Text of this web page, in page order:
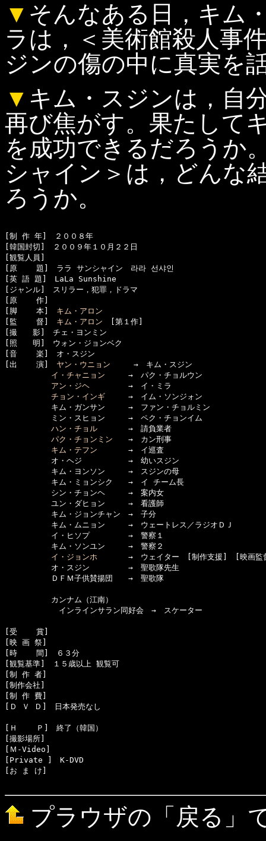
▼ そんなある日，キム
ラは，＜美術館殺人事
ジンの傷の中に真実を
▼ キム・スジンは，自
再び焦がす。果たして
を成功できるだろうか
シャイン＞は，どんな
ろうか。
[制 作 年]　２００８年
[韓国封切]　２００９年１０月２２日
[観覧人員]
[原    題]　ララ サンシャイン　라라 선샤인
[英 語 題]　LaLa Sunshine
[ジャンル]　スリラー，犯罪，ドラマ
[原    作]
[脚    本] キム・アロン
[監    督] キム・アロン [第１作]
[撮　　影]　チェ・ヨンミン
[照　　明]　ウォン・ジョンベク
[音    楽]　オ・スジン
[出    演] ヤン・ウニョン →　キム・スジン
イ・チャニョン →　パク・チョルウン
アン・ジヘ →　イ・ミラ
チョン・インギ →　イム・ソンジォン
キム・ガンサン　　　→　ファン・チョルミン
ミン・スヒョン　　　→　ペク・チョンイム
ハン・チョル →　請負業者
パク・チョンミン →　カン刑事
キム・テフン →　イ巡査
オ・ヘジ　　　　　　→　幼いスジン
キム・ヨンソン　　　→　スジンの母
キム・ミョンシク　　→　イ チーム長
シン・チョンヘ　　　→　案内女
ユン・ダヒョン　　　→　看護師
キム・ジョンチャン　→　子分
キム・ムニョン　　　→　ウェートレス／ラジオＤＪ
イ・ヒソプ　　　　　→　警察１
キム・ソンユン　　　→　警察２
イ・ジョンホ →　ウェイター　[制作支援]　[映画監
オ・スジン　　　　　→　聖歌隊先生
ＤＦＭ子供賛揚団　　→　聖歌隊
カンナム（江南）
インラインサラン同好会　→　スケーター
[受    賞]
[映 画 祭]
[時    間]　６３分
[観覧基準]　１５歳以上 観覧可
[制 作 者]
[制作会社]
[制 作 費]
[Ｄ Ｖ Ｄ]　日本発売なし
[Ｈ    Ｐ]　終了（韓国）
[撮影場所]
[Ｍ-Video]
[Private ]　K-DVD
[お ま け]
プラウザの「戻る」